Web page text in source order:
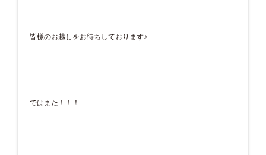
皆様のお越しをお待ちしております♪
ではまた！！！